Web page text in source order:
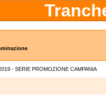
- SERIE PROMOZIONE CAMPANIA